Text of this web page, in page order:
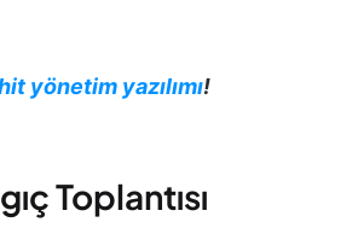
yönetim yazılımı!
Toplantısı